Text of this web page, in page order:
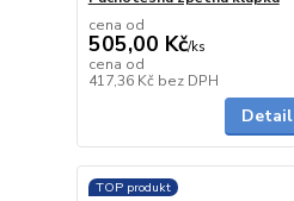
cena od
505,00 Kč/ks
cena od
417,36 Kč bez DPH
Detail
TOP produkt